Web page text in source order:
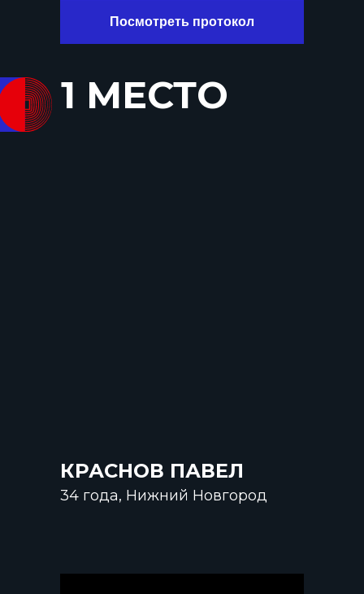
Посмотреть протокол
1 МЕСТО
КРАСНОВ ПАВЕЛ
34 года, Нижний Новгород